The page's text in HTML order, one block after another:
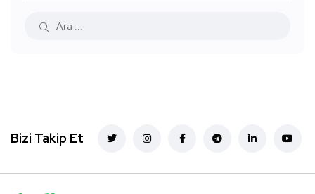
Bizi Takip Et